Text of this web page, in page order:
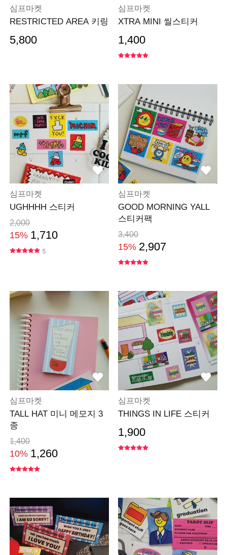
심프마켓
RESTRICTED AREA 키링
5,800
심프마켓
XTRA MINI 씰스티커
1,400
심프마켓
UGHHHH 스티커
2,000
15% 1,710
5
심프마켓
GOOD MORNING YALL
스티커팩
3,400
15% 2,907
심프마켓
TALL HAT 미니 메모지 3
종
1,400
10% 1,260
심프마켓
THINGS IN LIFE 스티커
1,900